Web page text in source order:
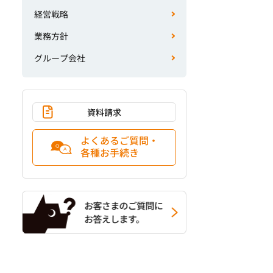
経営戦略
業務方針
グループ会社
資料請求
よくあるご質問・
各種お手続き